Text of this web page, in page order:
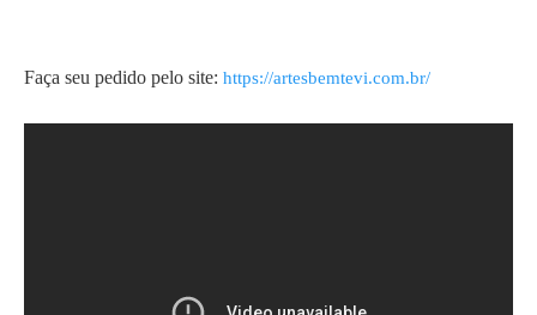
Faça seu pedido pelo site: https://artesbemtevi.com.br/